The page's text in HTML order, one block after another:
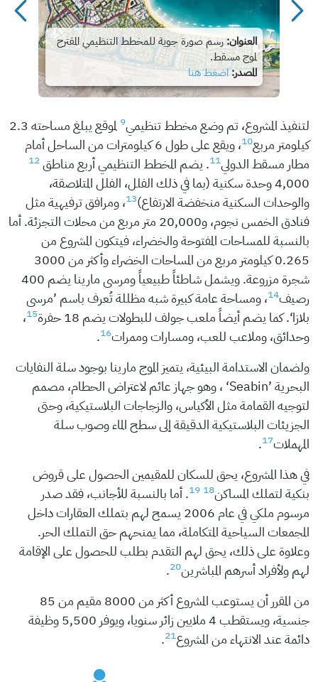
العنوان:رسم صورة جوية للمخطط التنظيمي المقترح
لموج مسقط.
المصدر:اضغط هنا
لتنفيذ المشروع، تم وضع مخطط تنظيمي9
لموقع يبلغ مساحته 2.3
كيلومتر مربع10
، ويقع على طول 6 كيلومترات من الساحل أمام
مطار مسقط الدولي11. يضم المخطط التنظيمي أربع مناطق12
4,000 وحدة سكنية (بما في ذلك الفلل، الفلل المتلاصقة،
والوحدات السكنية منخفضة الارتفاع)13، ومرافق ترفيهية مثل
فنادق الخمس نجوم، و20,000 متر مربع من محلات التجزئة. أما
بالنسبة للمساحات المفتوحة والخضراء، فيتكون المشروع من
0.265 كيلومتر مربع من المساحات الخضراء وأكثر من 3000
شجرة مزروعة. ويشمل شاطئاً طبيعياً ومرسى مارينا يضم 400
رصيف14، ومساحة عامة كبيرة شبه مظللة تُعرف باسم ’مرسى
بلازا‘. كما يضم أيضاً ملعب جولف للبطولات يضم 18 حفرة
15،
وحدائق، وملاعب للعب، ومسارات وممرات16
.
ولضمان الاستدامة البيئية، يتميز الموج مارينا بوجود سلة النفايات
البحرية ’Seabin‘ ، وهو جهاز عائم لاعتراض الحطام، مصمم
لتوجيه القمامة مثل الأكياس، والزجاجات البلاستيكية، وحتى
الجزيئات البلاستيكية الدقيقة إلى سطح الماء وصوب سلة
المهملات17
.
في هذا المشروع، يحق للسكان للمقيمين الحصول على قروض
بنكية لتملك المساكن18
19. أما بالنسبة للأجانب، فقد صدر
مرسوم ملكي في عام 2006 يسمح لهم بتملك العقارات داخل
المجمعات السياحية المتكاملة، مما يمنحهم حق التملك الحر.
وعلاوة على ذلك، يحق لهم التقدم بطلب للحصول على الإقامة
لهم ولأفراد أسرهم المباشرين20
.
من المقرر أن يستوعب المشروع أكثر من 8000 مقيم من 85
جنسية، ويستقطب 4 ملايين زائر سنويا، ويوفر 5,500 وظيفة
دائمة عند الانتهاء من المشروع21
.